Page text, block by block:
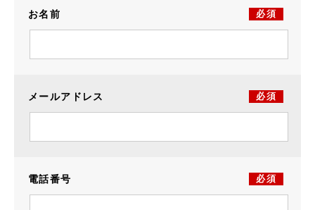
お名前 必須
メールアドレス 必須
電話番号 必須